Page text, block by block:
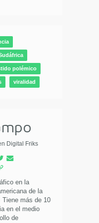
polémico
viralidad
Digital Friks
en la
de la
Tiene más de 10
en el medio
de